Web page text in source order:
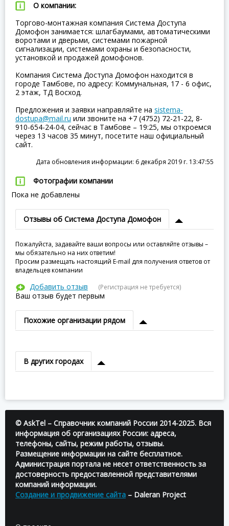
О компании:
Торгово-монтажная компания Система Доступа
Домофон занимается: шлагбаумами, автоматическими
воротами и дверьми, системами пожарной
сигнализации, системами охраны и безопасности,
установкой и продажей домофонов.
Компания Система Доступа Домофон находится в
городе Тамбове, по адресу: Коммунальная, 17 - 6 офис,
2 этаж, ТД Восход.
Предложения и заявки направляйте на sistema-
dostupa@mail.ru или звоните на +7 (4752) 72-21-22, 8-
910-654-24-04, сейчас в Тамбове – 19:25, мы откроемся
через 13 часов 35 минут, посетите наш официальный
сайт.
Дата обновления информации: 6 декабря 2019 г. 13:47:55
Фотографии компании
Пока не добавлены
Отзывы об Система Доступа Домофон
Пожалуйста, задавайте ваши вопросы или оставляйте отзывы –
мы обязательно на них ответим!
Просим размещать настоящий E-mail для получения ответов от
владельцев компании
Добавить отзыв (Регистрация не требуется)
Ваш отзыв будет первым
Похожие организации рядом
В других городах
© AskTel – Справочник компаний России 2014-2025. Вся
информация об организациях России: адреса,
телефоны, сайты, режим работы, отзывы.
Размещение информации на сайте бесплатное.
Администрация портала не несет ответственность за
достоверность предоставленной представителями
компаний информации.
Создание и продвижение сайта – Daleran Project